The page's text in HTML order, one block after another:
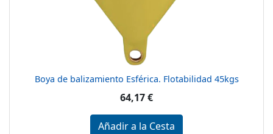
Boya de balizamiento Esférica. Flotabilidad 45kgs
64,17 €
Añadir a la Cesta